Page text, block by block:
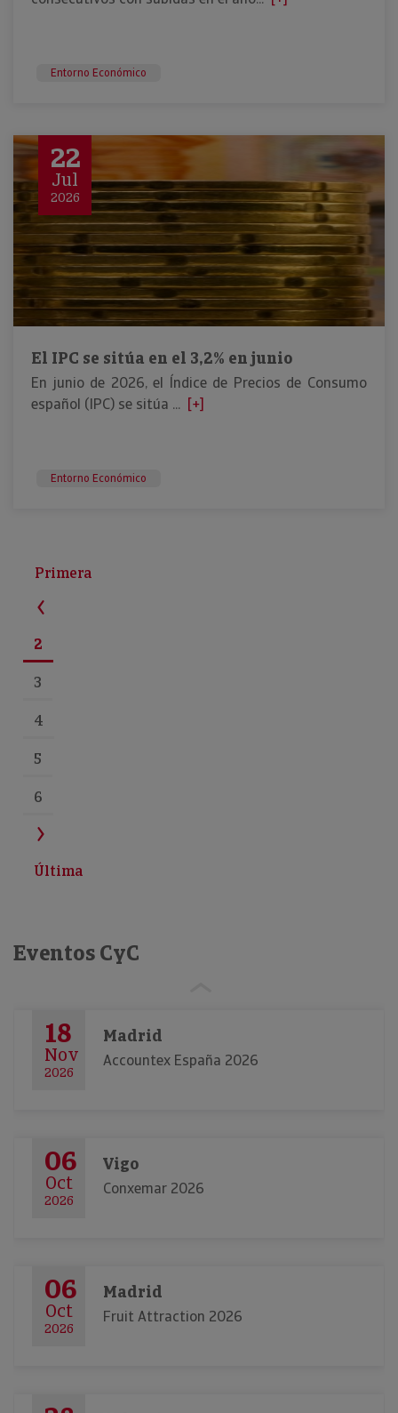
Entorno Económico
22
Jul
2026
El IPC se sitúa en el 3,2% en junio
En junio de 2026, el Índice de Precios de Consumo
español (IPC) se sitúa ... [+]
Entorno Económico
Primera
2
3
4
5
6
Última
Eventos CyC
18
Nov
2026
Madrid
Accountex España 2026
06
Oct
2026
Vigo
Conxemar 2026
06
Oct
2026
Madrid
Fruit Attraction 2026